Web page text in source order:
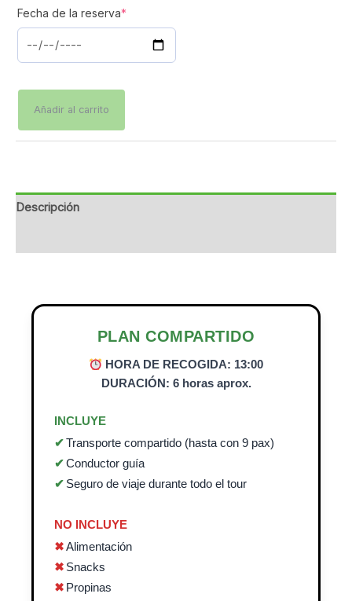
Fecha de la reserva*
Añadir al carrito
Descripción
PLAN COMPARTIDO
HORA DE RECOGIDA: 13:00
DURACIÓN: 6 horas aprox.
INCLUYE
Transporte compartido (hasta con 9 pax)
Conductor guía
Seguro de viaje durante todo el tour
NO INCLUYE
Alimentación
Snacks
Propinas